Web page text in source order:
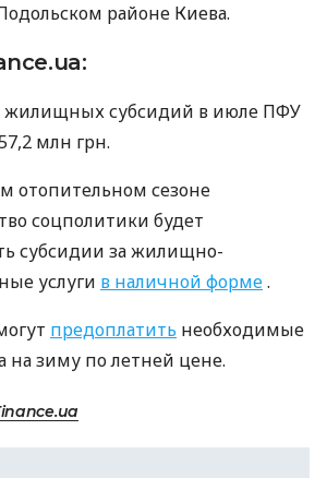
районе Киева.
жилищных субсидий в июле ПФУ
млн грн.
отопительном сезоне
соцполитики будет
субсидии за жилищно-
услуги в наличной форме.
предоплатить необходимые
на зиму по летней цене.